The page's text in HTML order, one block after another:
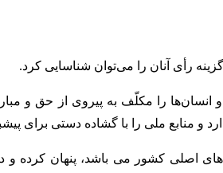
را مکلّف به پیروی از حق و
و منابع ملی را با گشاده دستی برای
اصلی کشور می باشد، پنهان کرده و